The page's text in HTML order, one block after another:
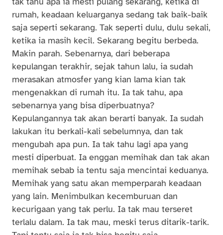
rumah, keadaan keluarganya sedang tak baik-baik
saja seperti sekarang. Tak seperti dulu, dulu sekali,
ketika ia masih kecil. Sekarang begitu berbeda.
Makin parah. Sebenarnya, dari beberapa
kepulangan terakhir, sejak tahun lalu, ia sudah
merasakan atmosfer yang kian lama kian tak
mengenakkan di rumah itu. Ia tak tahu, apa
sebenarnya yang bisa diperbuatnya?
Kepulangannya tak akan berarti banyak. Ia sudah
lakukan itu berkali-kali sebelumnya, dan tak
mengubah apa pun. Ia tak tahu lagi apa yang
mesti diperbuat. Ia enggan memihak dan tak akan
memihak sebab ia tentu saja mencintai keduanya.
Memihak yang satu akan memperparah keadaan
yang lain. Menimbulkan kecemburuan dan
kecurigaan yang tak perlu. Ia tak mau terseret
terlalu dalam. Ia tak mau, meski terus ditarik-tarik.